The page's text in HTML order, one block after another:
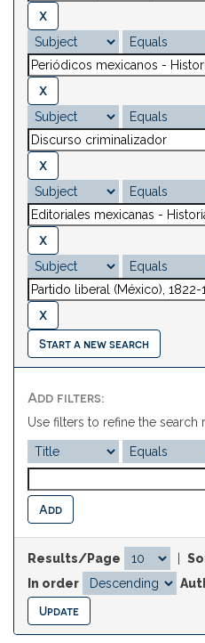
Start a new search
Add filters:
Use filters to refine the search
Results/Page
In order